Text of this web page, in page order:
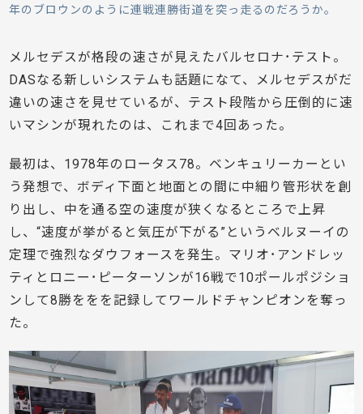
年のブロウンのように連戦連勝街道を突っ走るのだろうか。
メルセデスが格段の速さが見えたバルセロナ･テスト。
DASなる新しいシステムも話題になて、メルセデスがだ
違いの速さを見せているが、テスト段階から圧倒的に速
いマシンが現れたのは、これまで4回あった。
最初は、1978年のロータス78。ベンキュリーカーとい
う発想で、ボディ下面と地面との間に中細り管形状を創
り出し、中を通る空の速度が狭くなるところで上昇
し、“速度が挙がると気圧が下がる”というベルヌーイの
定理で強烈なダウフォースを発生。マリオ･アンドレッ
ティとロニー･ピーターソンが16戦で10ポールポジショ
ンして8勝ををを記録してワールドチャンピオンを奪っ
た。